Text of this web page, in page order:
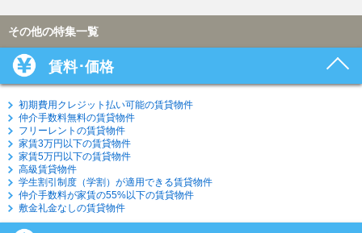
その他の特集一覧
賃料･価格
初期費用クレジット払い可能の賃貸物件
仲介手数料無料の賃貸物件
フリーレントの賃貸物件
家賃3万円以下の賃貸物件
家賃5万円以下の賃貸物件
高級賃貸物件
学生割引制度（学割）が適用できる賃貸物件
仲介手数料が家賃の55%以下の賃貸物件
敷金礼金なしの賃貸物件